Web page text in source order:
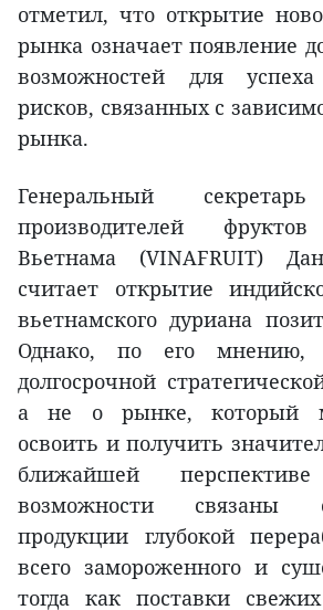
отметил, что открытие
рынка означает появление
возможностей для
рисков, связанных с
рынка.
Генеральный
производителей
Вьетнама (VINAFRUIT)
считает открытие
вьетнамского дуриана
Однако, по его
долгосрочной
а не о рынке, который
освоить и получить
ближайшей
возможности связаны
продукции глубокой
всего замороженного и
тогда как поставки